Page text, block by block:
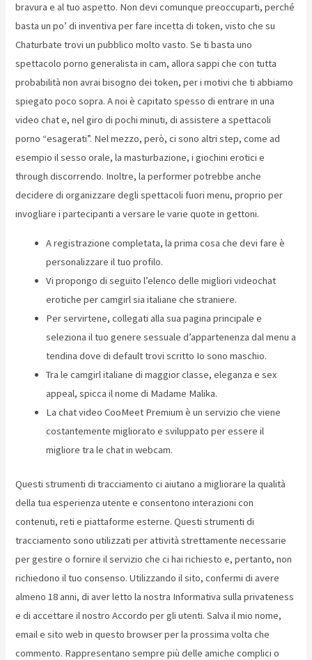
bravura e al tuo aspetto. Non devi comunque preoccuparti, perché
basta un po’ di inventiva per fare incetta di token, visto che su
Chaturbate trovi un pubblico molto vasto. Se ti basta uno
spettacolo porno generalista in cam, allora sappi che con tutta
probabilità non avrai bisogno dei token, per i motivi che ti abbiamo
spiegato poco sopra. A noi è capitato spesso di entrare in una
video chat e, nel giro di pochi minuti, di assistere a spettacoli
porno “esagerati”. Nel mezzo, però, ci sono altri step, come ad
esempio il sesso orale, la masturbazione, i giochini erotici e
through discorrendo. Inoltre, la performer potrebbe anche
decidere di organizzare degli spettacoli fuori menu, proprio per
invogliare i partecipanti a versare le varie quote in gettoni.
A registrazione completata, la prima cosa che devi fare è
personalizzare il tuo profilo.
Vi propongo di seguito l’elenco delle migliori videochat
erotiche per camgirl sia italiane che straniere.
Per servirtene, collegati alla sua pagina principale e
seleziona il tuo genere sessuale d’appartenenza dal menu a
tendina dove di default trovi scritto Io sono maschio.
Tra le camgirl italiane di maggior classe, eleganza e sex
appeal, spicca il nome di Madame Malika.
La chat video CooMeet Premium è un servizio che viene
costantemente migliorato e sviluppato per essere il
migliore tra le chat in webcam.
Questi strumenti di tracciamento ci aiutano a migliorare la qualità
della tua esperienza utente e consentono interazioni con
contenuti, reti e piattaforme esterne. Questi strumenti di
tracciamento sono utilizzati per attività strettamente necessarie
per gestire o fornire il servizio che ci hai richiesto e, pertanto, non
richiedono il tuo consenso. Utilizzando il sito, confermi di avere
almeno 18 anni, di aver letto la nostra Informativa sulla privateness
e di accettare il nostro Accordo per gli utenti. Salva il mio nome,
email e sito web in questo browser per la prossima volta che
commento. Rappresentano sempre più delle amiche complici o